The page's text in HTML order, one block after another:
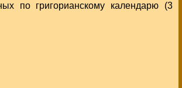
по григорианскому календарю (3